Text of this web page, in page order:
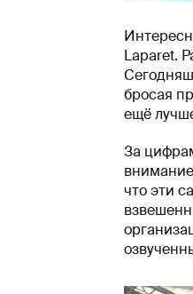
Laparet.
бросая
ещё
За
что эти